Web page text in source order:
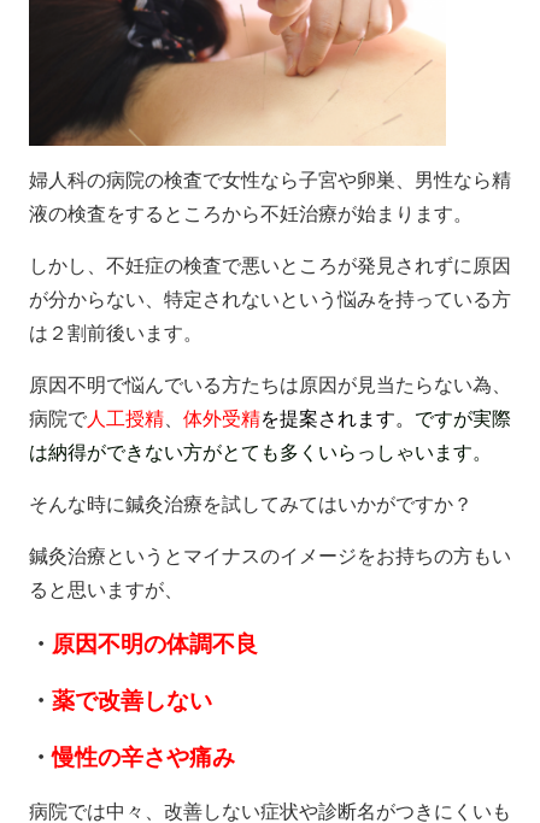
婦人科の病院の検査で女性なら子宮や卵巣、男性なら精
液の検査をするところから不妊治療が始まります。
しかし、不妊症の検査で悪いところが発見されずに原因
が分からない、特定されないという悩みを持っている方
は２割前後います。
原因不明で悩んでいる方たちは原因が見当たらない為、
病院で人工授精、 体外受精を提案されます。 ですが実際
は納得ができない方がとても多くいらっしゃいます。
そんな時に鍼灸治療を試してみてはいかがですか？
鍼灸治療というとマイナスのイメージをお持ちの方もい
ると思いますが、
・ 原因不明の体調不良
・ 薬で改善しない
・慢性の辛さや痛み
病院では中々、改善しない症状や診断名がつきにくいも